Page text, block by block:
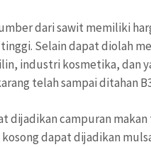
dari sawit memiliki
Selain dapat diolah
industri kosmetika, dan
telah sampai ditahan
dijadikan campuran
kosong dapat dijadikan